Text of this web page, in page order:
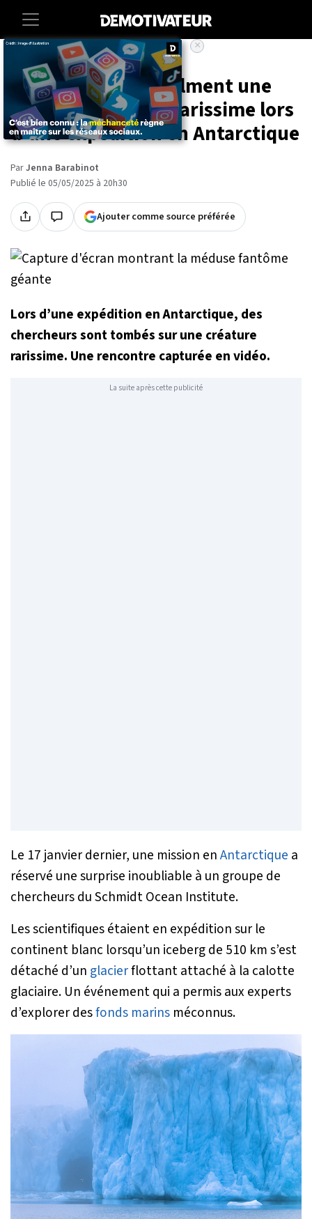
Societe Animaux
Des scientifiques filment une
créature abyssale rarissime lors
d'une expédition en Antarctique
ParJenna Barabinot
Publié le 05/05/2025 à 20h30
Ajouter comme source préférée
Lors d’une expédition en Antarctique, des
chercheurs sont tombés sur une créature
rarissime. Une rencontre capturée en vidéo.
La suite après cette publicité
Le 17 janvier dernier, une mission enAntarctique a
réservé une surprise inoubliable à un groupe de
chercheurs du Schmidt Ocean Institute.
Les scientifiques étaient en expédition sur le
continent blanc lorsqu’un iceberg de 510 km s’est
détaché d’un glacierflottant attaché à la calotte
glaciaire. Un événement qui a permis aux experts
d’explorer desfonds marins méconnus.
×